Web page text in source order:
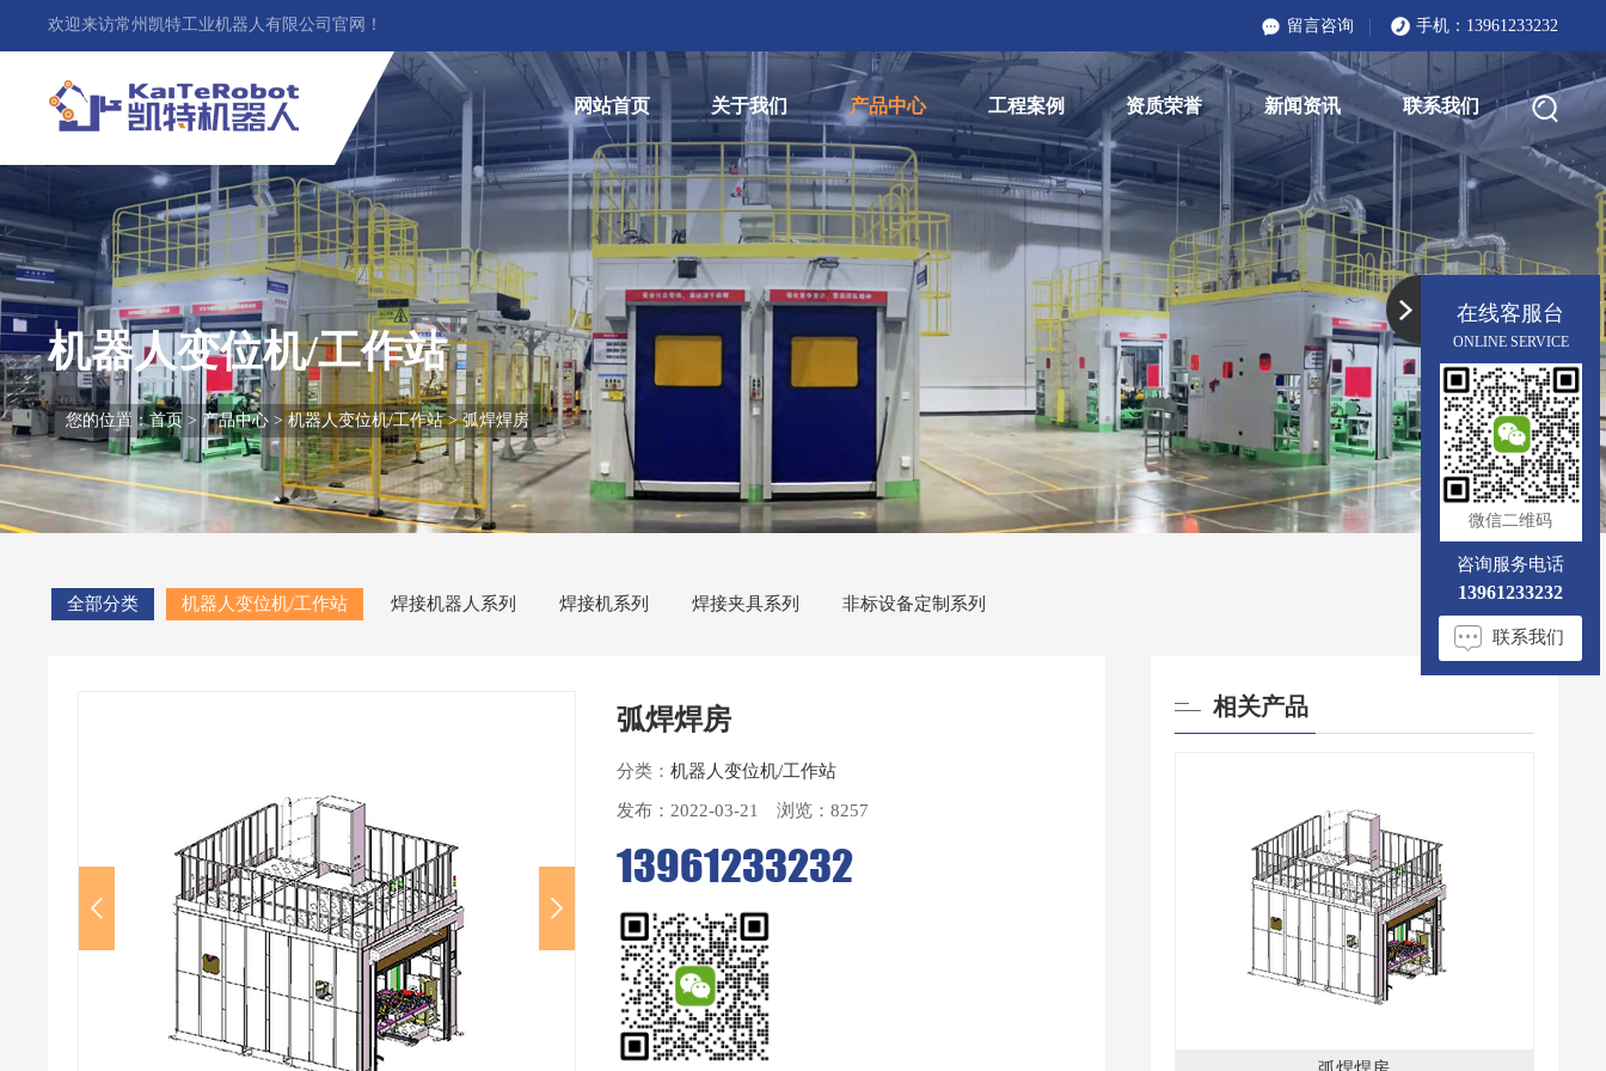
欢迎来访常州凯特工业机器人有限公司官网！ 留言咨询 手机： 13961233232
网站首页 关于我们 产品中心 工程案例 资质荣誉 新闻资讯 联系我们
机器人变位机/工作站
您的位置：首页 > 产品中心 >机器人变位机/工作站> 弧焊焊房
全部分类 机器人变位机/工作站 焊接机器人系列 焊接机系列 焊接夹具系列 非标设备定制系列
弧焊焊房
分类： 机器人变位机/工作站
发布： 2022-03-21 浏览：8257
13961233232
相关产品
在线客服台
ONLINE SERVICE
微信二维码
咨询服务电话
13961233232
联系我们